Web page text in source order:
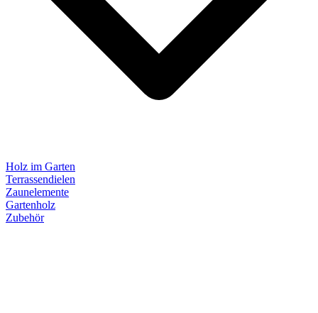
Holz im Garten
Terrassendielen
Zaunelemente
Gartenholz
Zubehör